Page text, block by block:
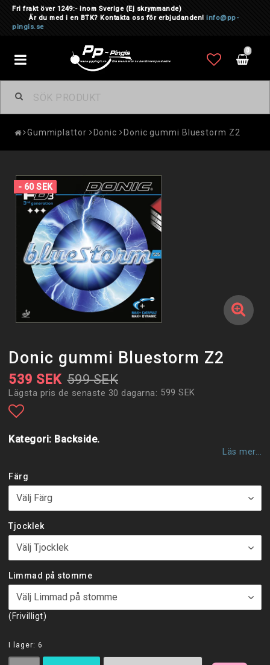
Fri frakt över 1249:- inom Sverige (Ej skrymmande)
Är du med i en BTK? Kontakta oss för erbjudanden! info@pp-
pingis.se
0
Toggle
navigation
Gummiplattor Donic Donic gummi Bluestorm Z2
- 60 SEK
Donic gummi Bluestorm Z2
599 SEK
539 SEK
Lägsta pris de senaste 30 dagarna 599 SEK
Lägg till i favoritlistan
Kategori: Backside.
Läs mer...
Färg
Tjocklek
Limmad på stomme
(Frivilligt)
I lager: 6